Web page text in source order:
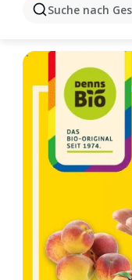
Suche nach